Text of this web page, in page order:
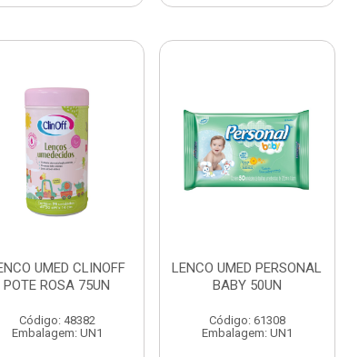
UMED CLINOFF
POTE ROSA 75UN
Código: 48382
Embalagem: UN1
LENCO UMED PERSONAL
BABY 50UN
Código: 61308
Embalagem: UN1